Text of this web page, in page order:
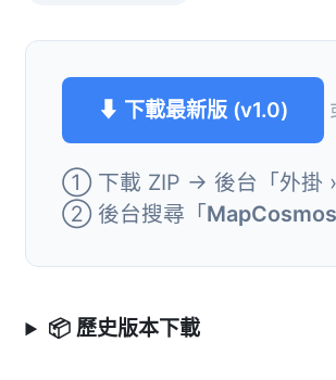
⬇ 下載最新版 (v1.0)
① 下載 ZIP → 後台「外掛 ›
② 後台搜尋「MapCosmos
📦 歷史版本下載